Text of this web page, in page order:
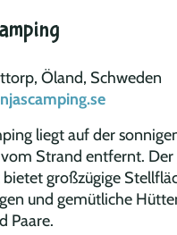
Öland, Schweden
liegt auf der
Strand entfernt. Der
bietet großzügige
und gemütliche
Paare.